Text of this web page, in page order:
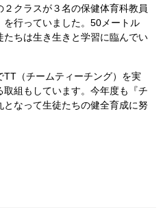
クラスが３名の保健体育科教員
行っていました。50メートル
ちは生き生きと学習に臨んでい
（チームティーチング）を実
組もしています。今年度も『チ
なって生徒たちの健全育成に努